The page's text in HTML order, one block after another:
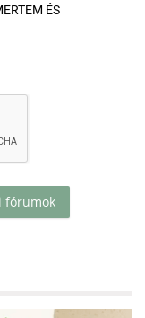
ÉS
fórumok